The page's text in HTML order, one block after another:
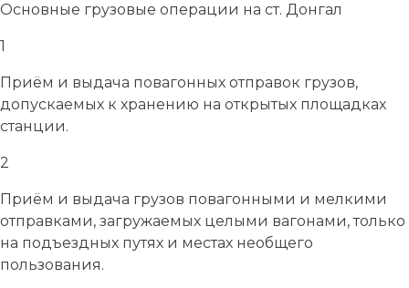
Основные грузовые операции на ст. Донгал
1
Приём и выдача повагонных отправок грузов,
допускаемых к хранению на открытых площадках
станции.
2
Приём и выдача грузов повагонными и мелкими
отправками, загружаемых целыми вагонами, только
на подъездных путях и местах необщего
пользования.